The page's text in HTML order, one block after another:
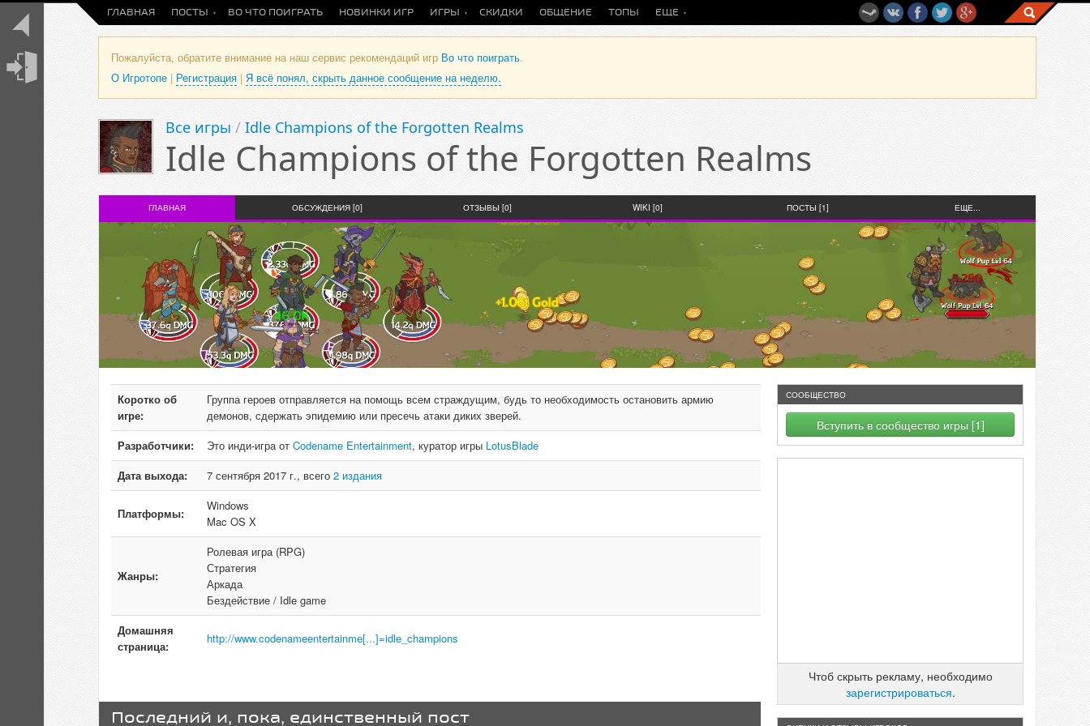
ГЛАВНАЯ ПОСТЫ ВО ЧТО ПОИГРАТЬ НОВИНКИ ИГР ИГРЫ СКИДКИ ОБЩЕНИЕ ТОПЫ ЕЩЕ
Пожалуйста, обратите внимание на наш сервис рекомендаций игр Во что поиграть.
О Игротопе | Регистрация | Я всё понял, скрыть данное сообщение на неделю.
Все игры / Idle Champions of the Forgotten Realms
Idle Champions of the Forgotten Realms
ГЛАВНАЯ ОБСУЖДЕНИЯ [0] ОТЗЫВЫ [0] WIKI [0] ПОСТЫ [1] ЕЩЕ...
Коротко об
игре:
Группа героев отправляется на помощь всем страждущим, будь то необходимость остановить армию
демонов, сдержать эпидемию или пресечь атаки диких зверей.
Разработчики:
Это инди-игра от Codename Entertainment, куратор игры LotusBlade
Дата выхода:
7 сентября 2017 г., всего 2 издания
Платформы:
Windows
Mac OS X
Жанры:
Ролевая игра (RPG)
Стратегия
Аркада
Бездействие / Idle game
Домашняя
страница:
http://www.codenameentertainme[...]=idle_champions
Последний и, пока, единственный пост
СООБЩЕСТВО
Вступить в сообщество игры [1]
Чтоб скрыть рекламу, необходимо
зарегистрироваться.